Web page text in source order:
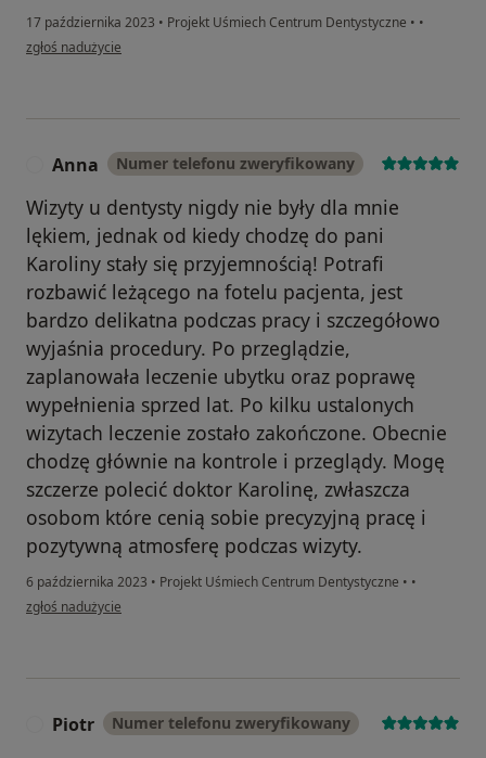
17 października 2023 • Projekt Uśmiech Centrum Dentystyczne • •
w opinii użytkownika Anna
zgłoś nadużycie
Anna Numer telefonu zweryfikowany
Wizyty u dentysty nigdy nie były dla mnie
lękiem, jednak od kiedy chodzę do pani
Karoliny stały się przyjemnością! Potrafi
rozbawić leżącego na fotelu pacjenta, jest
bardzo delikatna podczas pracy i szczegółowo
wyjaśnia procedury. Po przeglądzie,
zaplanowała leczenie ubytku oraz poprawę
wypełnienia sprzed lat. Po kilku ustalonych
wizytach leczenie zostało zakończone. Obecnie
chodzę głównie na kontrole i przeglądy. Mogę
szczerze polecić doktor Karolinę, zwłaszcza
osobom które cenią sobie precyzyjną pracę i
pozytywną atmosferę podczas wizyty.
6 października 2023 • Projekt Uśmiech Centrum Dentystyczne • •
w opinii użytkownika Anna
zgłoś nadużycie
Piotr Numer telefonu zweryfikowany